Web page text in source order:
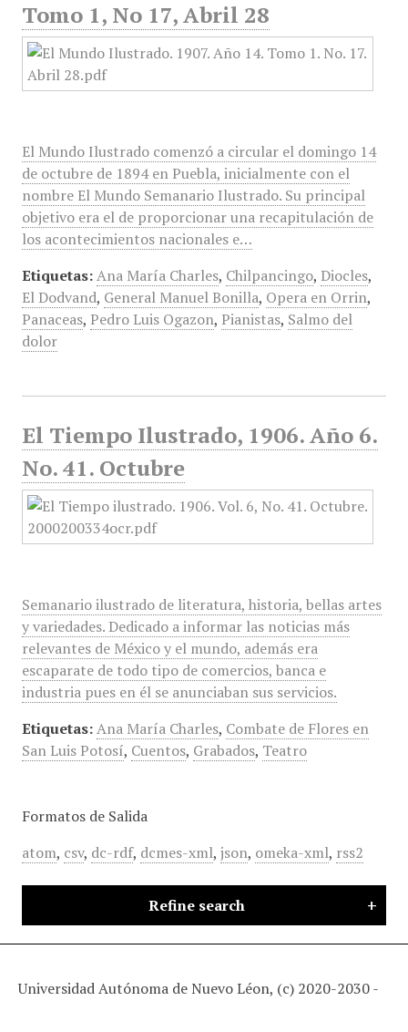
Tomo 1, No 17, Abril 28
El Mundo Ilustrado comenzó a circular el domingo 14
de octubre de 1894 en Puebla, inicialmente con el
nombre El Mundo Semanario Ilustrado. Su principal
objetivo era el de proporcionar una recapitulación de
los acontecimientos nacionales e…
Etiquetas: Ana María Charles, Chilpancingo, Diocles,
El Dodvand, General Manuel Bonilla, Opera en Orrin,
Panaceas, Pedro Luis Ogazon, Pianistas, Salmo del
dolor
El Tiempo Ilustrado, 1906. Año 6.
No. 41. Octubre
Semanario ilustrado de literatura, historia, bellas artes
y variedades. Dedicado a informar las noticias más
relevantes de México y el mundo, además era
escaparate de todo tipo de comercios, banca e
industria pues en él se anunciaban sus servicios.
Etiquetas: Ana María Charles, Combate de Flores en
San Luis Potosí, Cuentos, Grabados, Teatro
Formatos de Salida
atom, csv, dc-rdf, dcmes-xml, json, omeka-xml, rss2
Refine search
Universidad Autónoma de Nuevo Léon, (c) 2020-2030 -